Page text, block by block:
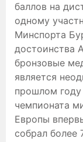
баллов на
одному
Минспорта
достоинства
бронзовые
является
прошлом
чемпионата
Европы
собрал более